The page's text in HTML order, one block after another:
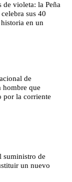
de violeta: la Peña
sus 40
en un
de
hombre que
por la corriente
suministro de
un nuevo